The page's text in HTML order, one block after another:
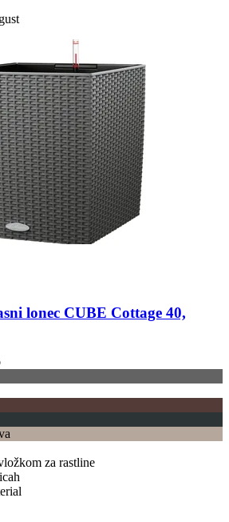
lonec CUBE Cottage 40,
za rastline